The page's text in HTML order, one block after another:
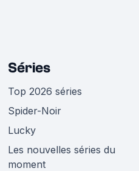
Séries
Top 2026 séries
Spider-Noir
Lucky
Les nouvelles séries du
moment